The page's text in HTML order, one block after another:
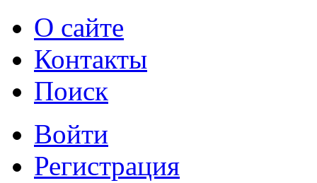
О сайте
Контакты
Поиск
Войти
Регистрация